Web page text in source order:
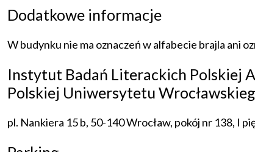
Dodatkowe informacje
W budynku nie ma oznaczeń w alfabecie brajla ani
Instytut Badań Literackich Polskiej
Polskiej Uniwersytetu
pl. Nankiera 15 b, 50-140 Wrocław, pokój nr 138, I